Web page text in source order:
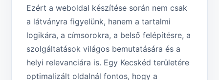
Ezért a weboldal készítése során nem csak
a látványra figyelünk, hanem a tartalmi
logikára, a címsorokra, a belső felépítésre, a
szolgáltatások világos bemutatására és a
helyi relevanciára is. Egy Kecskéd területére
optimalizált oldalnál fontos, hogy a